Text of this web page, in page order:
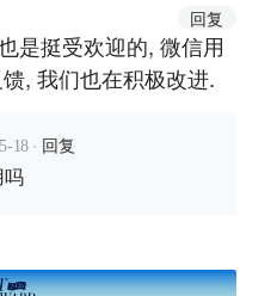
回复
是挺受欢迎的, 微信用
, 我们也在积极改进.
18 · 回复